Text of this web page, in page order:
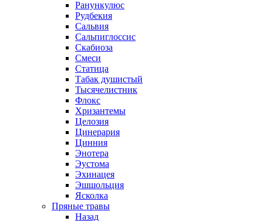
Ранункулюс
Рудбекия
Сальвия
Сальпиглоссис
Скабиоза
Смеси
Статица
Табак душистый
Тысячелистник
Флокс
Хризантемы
Целозия
Цинерария
Цинния
Энотера
Эустома
Эхинацея
Эшшольция
Ясколка
Пряные травы
Назад